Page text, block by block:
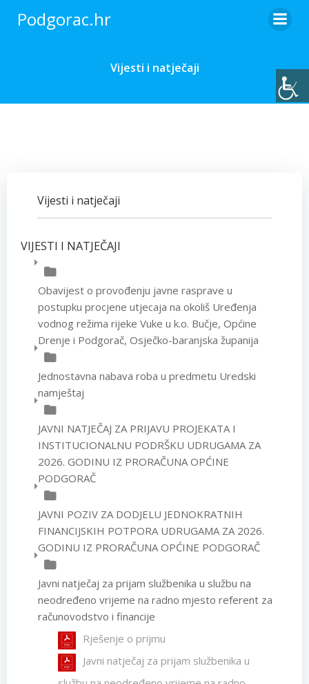
Podgorac.hr
Vijesti i natječaji
Vijesti i natječaji
VIJESTI I NATJEČAJI
Obavijest o provođenju javne rasprave u
postupku procjene utjecaja na okoliš Uređenja
vodnog režima rijeke Vuke u k.o. Bučje, Općine
Drenje i Podgorač, Osječko-baranjska županija
Jednostavna nabava roba u predmetu Uredski
namještaj
JAVNI NATJEČAJ ZA PRIJAVU PROJEKATA I
INSTITUCIONALNU PODRŠKU UDRUGAMA ZA
2026. GODINU IZ PRORAČUNA OPĆINE
PODGORAČ
JAVNI POZIV ZA DODJELU JEDNOKRATNIH
FINANCIJSKIH POTPORA UDRUGAMA ZA 2026.
GODINU IZ PRORAČUNA OPĆINE PODGORAČ
Javni natječaj za prijam službenika u službu na
neodređeno vrijeme na radno mjesto referent za
računovodstvo i financije
Rješenje o prijmu
Javni natječaj za prijam službenika u